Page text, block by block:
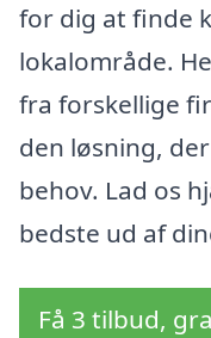
for dig at finde
lokalområde.
fra forskellige
den løsning,
behov. Lad os
bedste ud af
Få 3 tilbud,